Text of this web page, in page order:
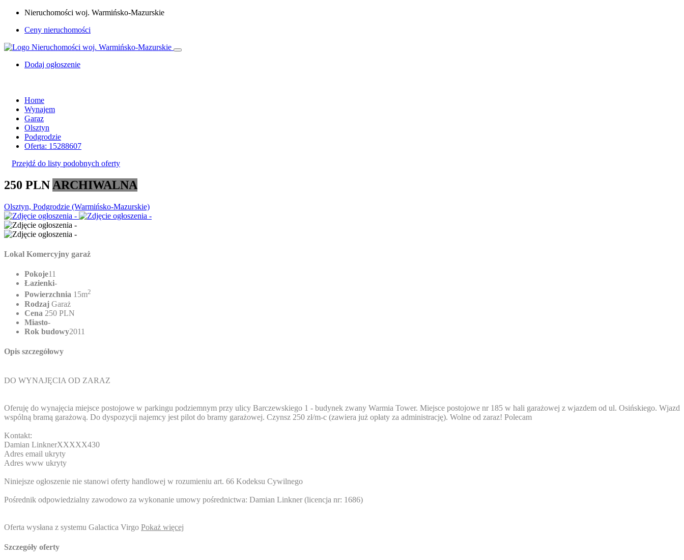
Nieruchomości woj. Warmińsko-Mazurskie
Ceny nieruchomości
Dodaj ogłoszenie
Home
Wynajem
Garaz
Olsztyn
Podgrodzie
Oferta: 15288607
Przejdź do listy podobnych oferty
250 PLN ARCHIWALNA
Olsztyn, Podgrodzie (Warmińsko-Mazurskie)
Lokal Komercyjny garaż
Pokoje11
Łazienki-
Powierzchnia 15m2
Rodzaj Garaż
Cena 250 PLN
Miasto-
Rok budowy2011
Opis szczegółowy
DO WYNAJĘCIA OD ZARAZ
Oferuję do wynajęcia miejsce postojowe w parkingu podziemnym przy ulicy Barczewskiego 1 - budynek zwany Warmia Tower. Miejsce postojowe nr 185 w hali garażowej z wjazdem od ul. Osińskiego. Wjazd
wspólną bramą garażową. Do dyspozycji najemcy jest pilot do bramy garażowej. Czynsz 250 zł/m-c (zawiera już opłaty za administrację). Wolne od zaraz! Polecam
Kontakt:
Damian LinknerXXXXX430
Adres email ukryty
Adres www ukryty
Niniejsze ogłoszenie nie stanowi oferty handlowej w rozumieniu art. 66 Kodeksu Cywilnego
Pośrednik odpowiedzialny zawodowo za wykonanie umowy pośrednictwa: Damian Linkner (licencja nr: 1686)
Oferta wysłana z systemu Galactica Virgo Pokaż więcej
Szczegóły oferty